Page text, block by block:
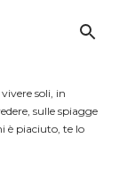
soli, in
sulle spiagge
è piaciuto, te lo